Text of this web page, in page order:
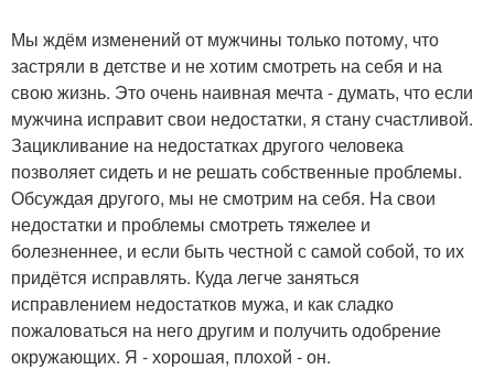
Мы ждём изменений от мужчины только потому, что
застряли в детстве и не хотим смотреть на себя и на
свою жизнь. Это очень наивная мечта - думать, что если
мужчина исправит свои недостатки, я стану счастливой.
Зацикливание на недостатках другого человека
позволяет сидеть и не решать собственные проблемы.
Обсуждая другого, мы не смотрим на себя. На свои
недостатки и проблемы смотреть тяжелее и
болезненнее, и если быть честной с самой собой, то их
придётся исправлять. Куда легче заняться
исправлением недостатков мужа, и как сладко
пожаловаться на него другим и получить одобрение
окружающих. Я - хорошая, плохой - он.